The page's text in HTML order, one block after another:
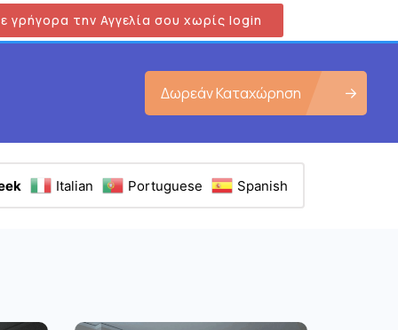
γρήγορα την Αγγελία σου χωρίς login
Δωρεάν Καταχώρηση
Italian Portuguese Spanish